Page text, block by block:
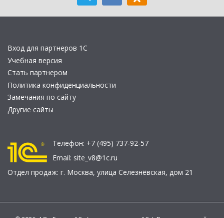
Вход для партнеров 1С
Учебная версия
Стать партнером
Политика конфиденциальности
Замечания по сайту
Другие сайты
Телефон: +7 (495) 737-92-57
Email: site_v8@1c.ru
Отдел продаж: г. Москва, улица Селезнёвская, дом 21